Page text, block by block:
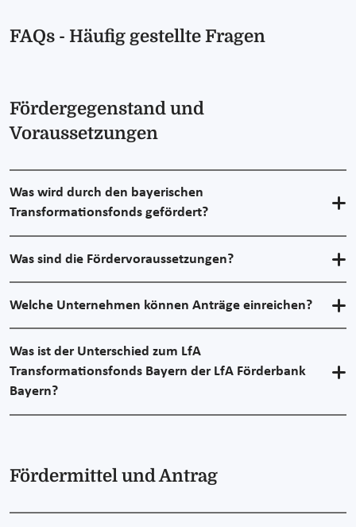
FAQs - Häufig gestellte Fragen
Fördergegenstand und
Voraussetzungen
Was wird durch den bayerischen
Transformationsfonds gefördert?
Was sind die Fördervoraussetzungen?
Welche Unternehmen können Anträge einreichen?
Was ist der Unterschied zum LfA
Transformationsfonds Bayern der LfA Förderbank
Bayern?
Fördermittel und Antrag